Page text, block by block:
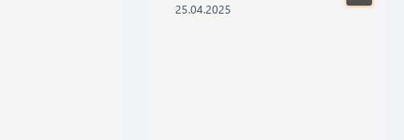
25.04.2025